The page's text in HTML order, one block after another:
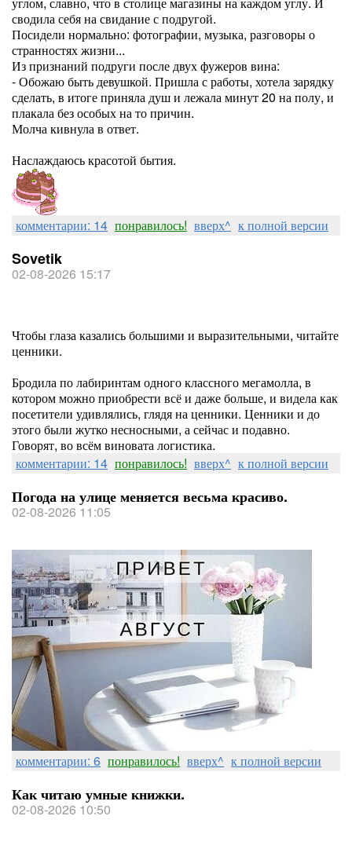
сводила себя на свидание с подругой.
Посидели нормально: фотографии, музыка, разговоры о
странностях жизни...
Из признаний подруги после двух фужеров вина:
- Обожаю быть девушкой. Пришла с работы, хотела зарядку
сделать, в итоге приняла душ и лежала минут 20 на полу, и
плакала без особых на то причин.
Молча кивнула в ответ.
Наслаждаюсь красотой бытия.
комментарии: 14 понравилось! вверх^ к полной версии
Sovetik
02-08-2026 15:17
Чтобы глаза казались большими и выразительными, читайте
ценники.
Бродила по лабиринтам одного классного мегамолла, в
котором можно приобрести всё и даже больше, и видела как
посетители удивлялись, глядя на ценники. Ценники и до
этого были жутко несносными, а сейчас и подавно.
Говорят, во всём виновата логистика.
комментарии: 14 понравилось! вверх^ к полной версии
Погода на улице меняется весьма красиво.
02-08-2026 11:05
комментарии: 6 понравилось! вверх^ к полной версии
Как читаю умные книжки.
02-08-2026 10:50